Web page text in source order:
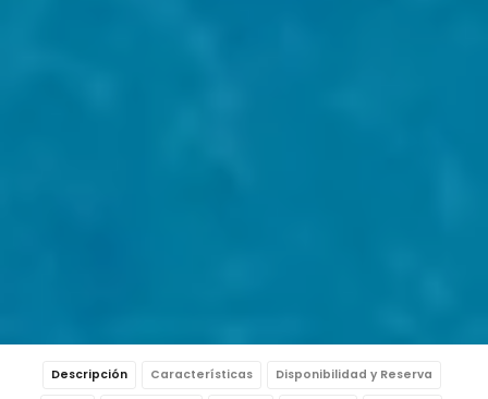
Descripción Características Disponibilidad y Reserva